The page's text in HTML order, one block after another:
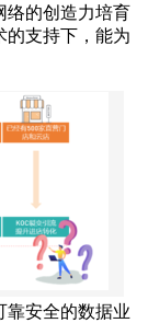
络的创造力培育
的支持下，能为
靠安全的数据业